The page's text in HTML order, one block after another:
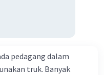
pedagang dalam
truk. Banyak